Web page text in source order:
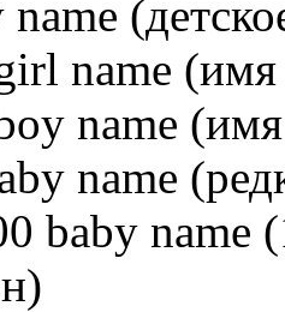
name (имя
name
name
baby name